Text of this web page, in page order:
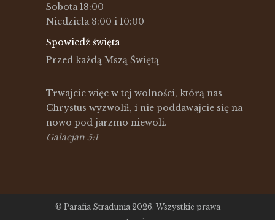
Sobota 18:00
Niedziela 8:00 i 10:00
Spowiedź święta
Przed każdą Mszą Świętą
Trwajcie więc w tej wolności, którą nas
Chrystus wyzwolił, i nie poddawajcie się na
nowo pod jarzmo niewoli.
Galacjan 5:1
© Parafia Stradunia 2026. Wszystkie prawa